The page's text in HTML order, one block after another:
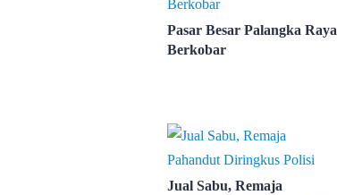
Pasar Besar Palangka Raya
Berkobar
Jual Sabu, Remaja